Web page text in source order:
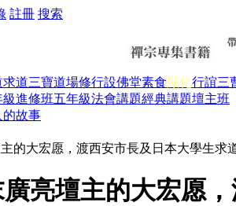
註冊 搜索
求道三寶道場修行設佛堂素食顯化行誼三
進修班五年級法會講題經典講題壇主班
的故事
的大宏愿，渡西安市長及日本大學生求
亮壇主的大宏愿